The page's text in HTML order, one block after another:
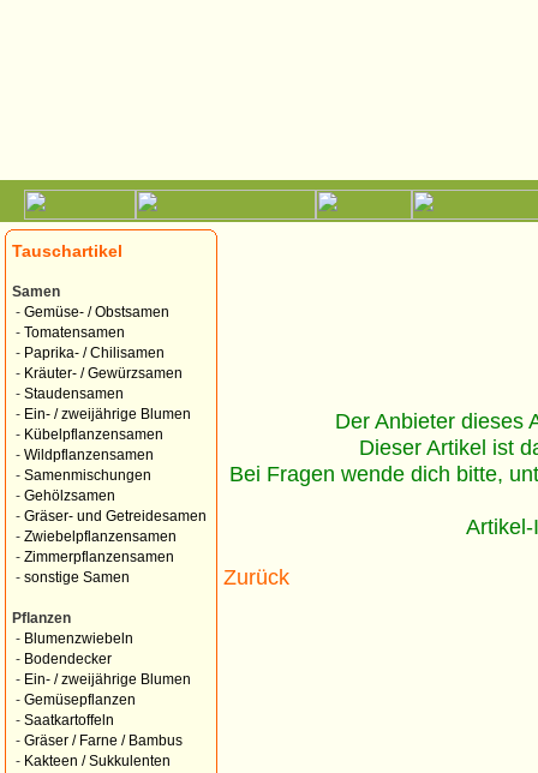
Tauschartikel
Samen
- Gemüse- / Obstsamen
- Tomatensamen
- Paprika- / Chilisamen
- Kräuter- / Gewürzsamen
- Staudensamen
- Ein- / zweijährige Blumen
- Kübelpflanzensamen
- Wildpflanzensamen
- Samenmischungen
- Gehölzsamen
- Gräser- und Getreidesamen
- Zwiebelpflanzensamen
- Zimmerpflanzensamen
- sonstige Samen
Pflanzen
- Blumenzwiebeln
- Bodendecker
- Ein- / zweijährige Blumen
- Gemüsepflanzen
- Saatkartoffeln
- Gräser / Farne / Bambus
- Kakteen / Sukkulenten
Der Anbieter dieses
Dieser Artikel ist
Bei Fragen wende dich bitte,
Zurück